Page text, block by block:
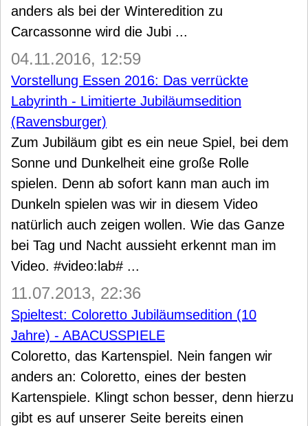
anders als bei der Winteredition zu
Carcassonne wird die Jubi ...
04.11.2016, 12:59
Vorstellung Essen 2016: Das verrückte
Labyrinth - Limitierte Jubiläumsedition
(Ravensburger)
Zum Jubiläum gibt es ein neue Spiel, bei dem
Sonne und Dunkelheit eine große Rolle
spielen. Denn ab sofort kann man auch im
Dunkeln spielen was wir in diesem Video
natürlich auch zeigen wollen. Wie das Ganze
bei Tag und Nacht aussieht erkennt man im
Video. #video:lab# ...
11.07.2013, 22:36
Spieltest: Coloretto Jubiläumsedition (10
Jahre) - ABACUSSPIELE
Coloretto, das Kartenspiel. Nein fangen wir
anders an: Coloretto, eines der besten
Kartenspiele. Klingt schon besser, denn hierzu
gibt es auf unserer Seite bereits einen